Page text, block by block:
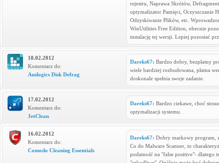
rejestru, Naprawa Skrótów,
optymalizator Pamięci, Oczyszczanie
Odzyskiwanie Plików, etc.
WinUtilities Free Edition, obecnie
instalację tej wersji. Lepiej pozostać
Dareks67: Bardzo dobry, bezpłatny
wiele bardziej rozbudowana, płatna
doskonale spełnia swoje zadanie.
18.02.2012
Komentarz do:
Auslogics Disk Defrag
Dareks67: Bardzo ciekawe, choć
optymalizacji systemu.
17.02.2012
Komentarz do:
JetClean
Dareks67: Dobry markowy program,
Co do Malware Scanner, to
podatność na "false positive"- dlatego
16.02.2012
Komentarz do:
Comodo Cleaning Essentials